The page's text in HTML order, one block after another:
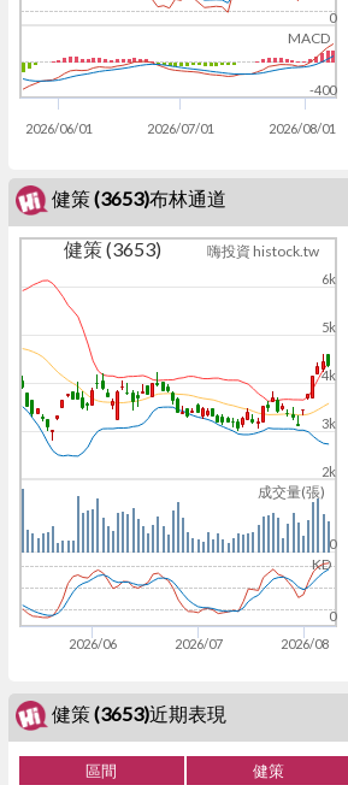
MACD
2026/06/01 2026/07/01 2026/08/01
0
-400
健策 (3653)布林通道
成交量(張)
KD
健策 (3653) 嗨投資 histock.tw
2026/06 2026/07 2026/08
2k
3k
4k
5k
6k
0
0
健策 (3653)近期表現
區間 健策